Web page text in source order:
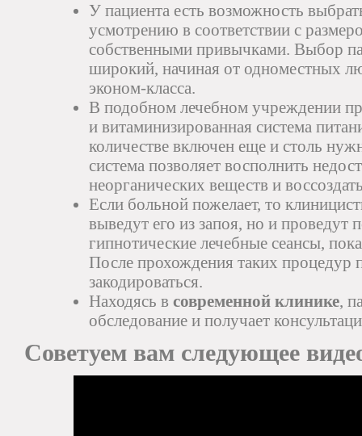
У пациента есть возможность
усмотрению в соответствии с
собственными привычками. Выбор
широкий, начиная от одноместных
эконом-класса.
В подобном лечебном учреждении
и витаминизированная система
количестве включен еще и столь
система позволяет восполнить
неорганических веществ и
Если больной пожелает, то
выведут его из запоя, но и проведут
гипнотические лечебные сеансы,
После прохождения таких процедур
закодироваться.
Находясь в современной клинике,
обследование и получает
Советуем вам следующее